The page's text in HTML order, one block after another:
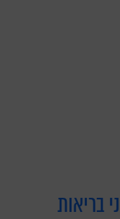
בריאות